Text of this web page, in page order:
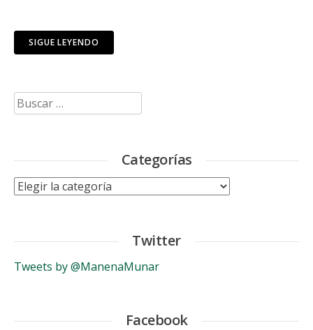
SIGUE LEYENDO
Buscar:
Categorías
Categorías
Twitter
Tweets by @ManenaMunar
Facebook